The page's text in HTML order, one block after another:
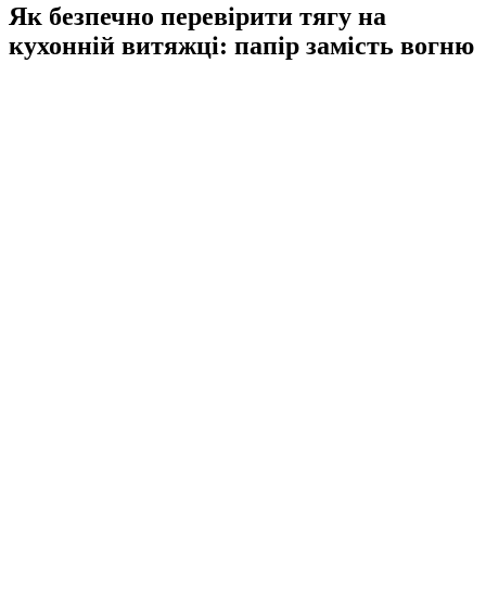
Як безпечно перевірити тягу на
кухонній витяжці: папір замість вогню